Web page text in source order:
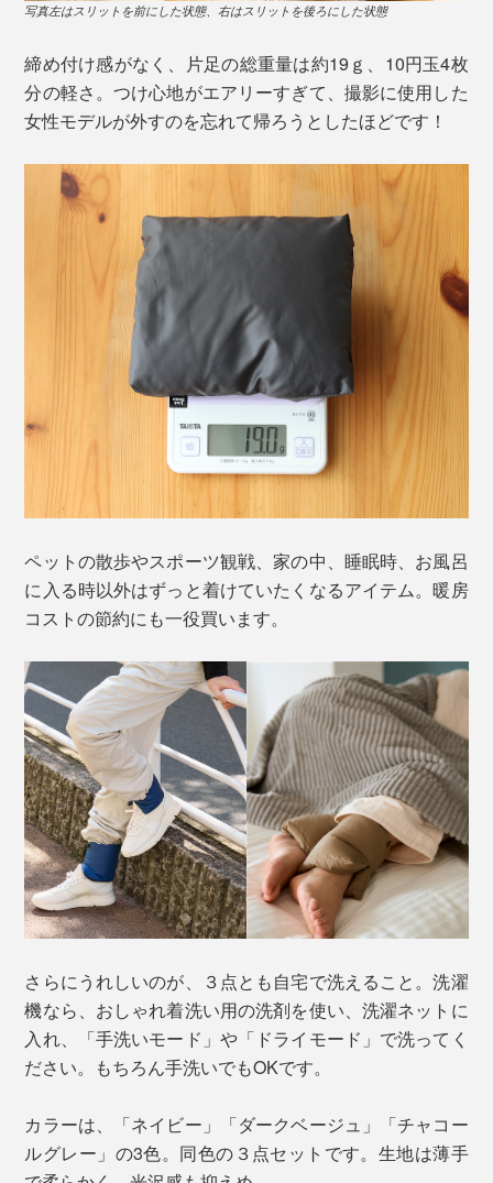
写真左はスリットを前にした状態、右はスリットを後ろにした状態
締め付け感がなく、片足の総重量は約19ｇ、10円玉4枚
分の軽さ。つけ心地がエアリーすぎて、撮影に使用した
女性モデルが外すのを忘れて帰ろうとしたほどです！
ペットの散歩やスポーツ観戦、家の中、睡眠時、お風呂
に入る時以外はずっと着けていたくなるアイテム。暖房
コストの節約にも一役買います。
さらにうれしいのが、３点とも自宅で洗えること。洗濯
機なら、おしゃれ着洗い用の洗剤を使い、洗濯ネットに
入れ、「手洗いモード」や「ドライモード」で洗ってく
ださい。もちろん手洗いでもOKです。
カラーは、「ネイビー」「ダークベージュ」「チャコー
ルグレー」の3色。同色の３点セットです。生地は薄手